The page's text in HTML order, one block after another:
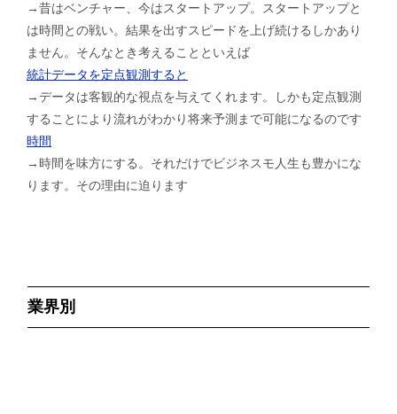
→昔はベンチャー、今はスタートアップ。スタートアップと
は時間との戦い。結果を出すスピードを上げ続けるしかあり
ません。そんなとき考えることといえば
統計データを定点観測すると
→データは客観的な視点を与えてくれます。しかも定点観測
することにより流れがわかり将来予測まで可能になるのです
時間
→時間を味方にする。それだけでビジネスモ人生も豊かにな
ります。その理由に迫ります
業界別